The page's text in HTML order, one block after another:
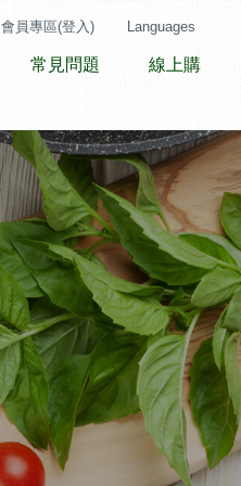
常見問題 線上購
會員專區(登入) Languages